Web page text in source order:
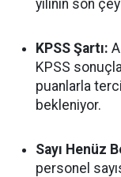
yılının son
KPSS Şartı:
KPSS
puanlarla
bekleniyor.
Sayı Henüz
personel